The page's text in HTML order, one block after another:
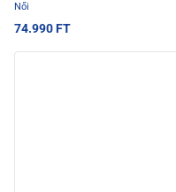
Női
74.990 FT